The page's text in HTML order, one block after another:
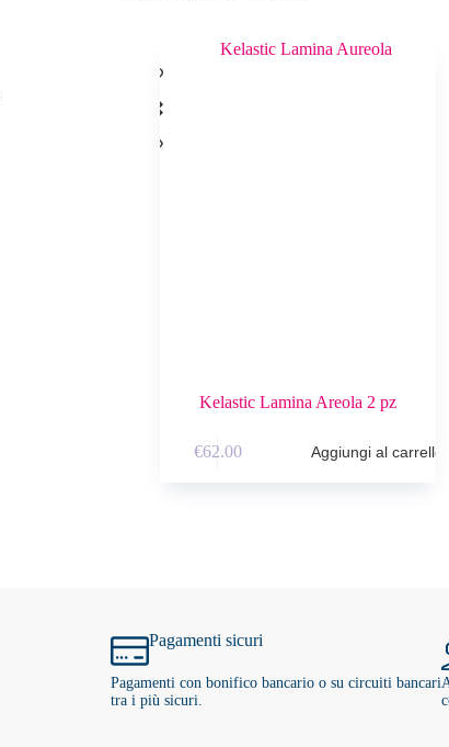
Kelastic Lamina Areola 2 pz
€62.00 Aggiungi al carrello
Pagamenti sicuri
Pagamenti con bonifico bancario o su circuiti bancari
tra i più sicuri.